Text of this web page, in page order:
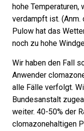
hohe Temperaturen,
verdampft ist. (Anm.
Pulow hat das
noch zu hohe
Wir haben den Fall
Anwender
alle Fälle verfolgt.
Bundesanstalt
weiter. 40-50% der
clomazonehaltigen